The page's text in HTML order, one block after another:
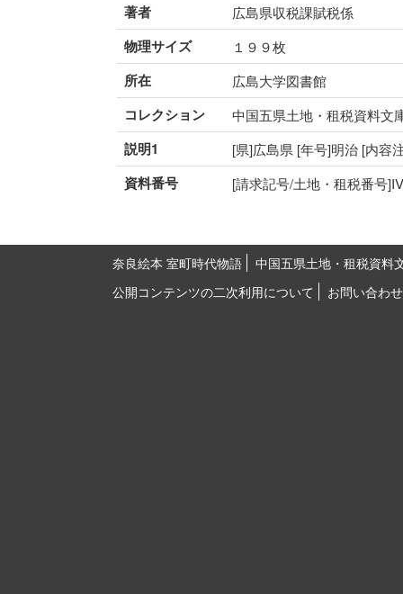
著者 広島県収税課賦税係
物理サイズ １９９枚
所在 広島大学図書館
コレクション 中国五県土地・租税資料文
説明1 [県]広島県 [年号]明治 [内容
資料番号 [請求記号/土地・租税番号
奈良絵本 室町時代物語
中国五県土地・租税資料
公開コンテンツの二次利用について
お問い合わせ